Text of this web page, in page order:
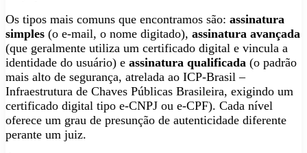
Os tipos mais comuns que encontramos são: assinatura
simples (o e-mail, o nome digitado), assinatura avançada
(que geralmente utiliza um certificado digital e vincula a
identidade do usuário) e assinatura qualificada (o padrão
mais alto de segurança, atrelada ao ICP-Brasil –
Infraestrutura de Chaves Públicas Brasileira, exigindo um
certificado digital tipo e-CNPJ ou e-CPF). Cada nível
oferece um grau de presunção de autenticidade diferente
perante um juiz.